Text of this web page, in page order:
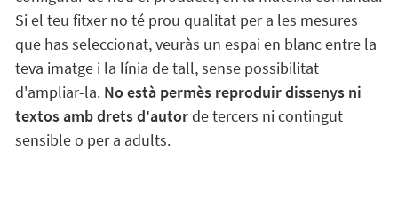
Si el teu fitxer no té prou qualitat per a les mesures
que has seleccionat, veuràs un espai en blanc entre la
teva imatge i la línia de tall, sense possibilitat
d'ampliar-la. No està permès reproduir dissenys ni
textos amb drets d'autorde tercers ni contingut
sensible o per a adults.